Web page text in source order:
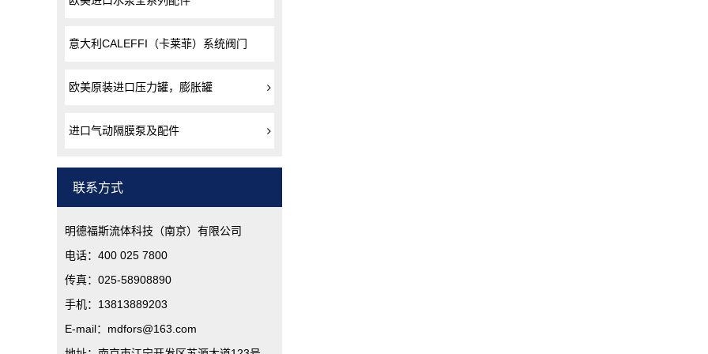
意大利CALEFFI（卡莱菲）系统阀门
欧美原装进口压力罐，膨胀罐
进口气动隔膜泵及配件
联系方式
明德福斯流体科技（南京）有限公司
电话：400 025 7800
传真：025-58908890
手机：13813889203
E-mail：mdfors@163.com